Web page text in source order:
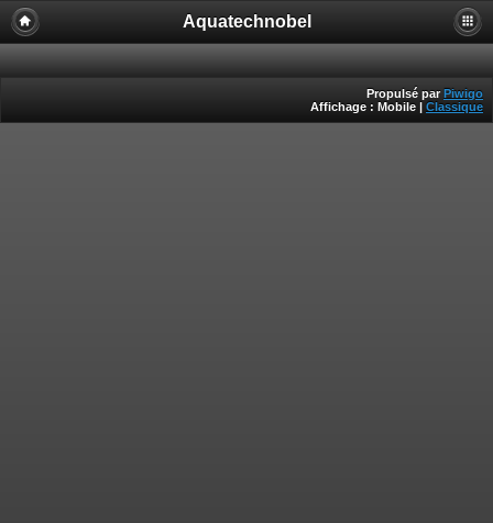
Aquatechnobel
Propulsé par Piwigo
Affichage : Mobile | Classique